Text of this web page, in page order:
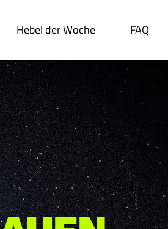
Hebel der Woche FAQ